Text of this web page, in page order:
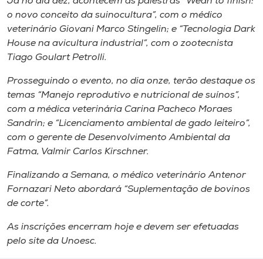
o novo conceito da suinocultura”, com o médico
veterinário Giovani Marco Stingelin; e “Tecnologia Dark
House na avicultura industrial”, com o zootecnista
Tiago Goulart Petrolli.
Prosseguindo o evento, no dia onze, terão destaque os
temas “Manejo reprodutivo e nutricional de suínos”,
com a médica veterinária Carina Pacheco Moraes
Sandrin; e “Licenciamento ambiental de gado leiteiro”,
com o gerente de Desenvolvimento Ambiental da
Fatma, Valmir Carlos Kirschner.
Finalizando a Semana, o médico veterinário Antenor
Fornazari Neto abordará “Suplementação de bovinos
de corte”.
As inscrições encerram hoje e devem ser efetuadas
pelo site da Unoesc.